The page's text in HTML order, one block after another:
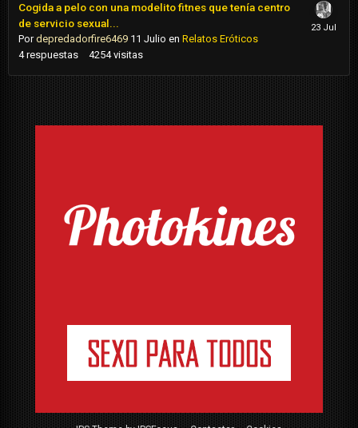
Cogida a pelo con una modelito fitnes que tenía centro
de servicio sexual...
Pordepredadorfire6469 11 Julio en Relatos Eróticos
4 respuestas 4254 visitas